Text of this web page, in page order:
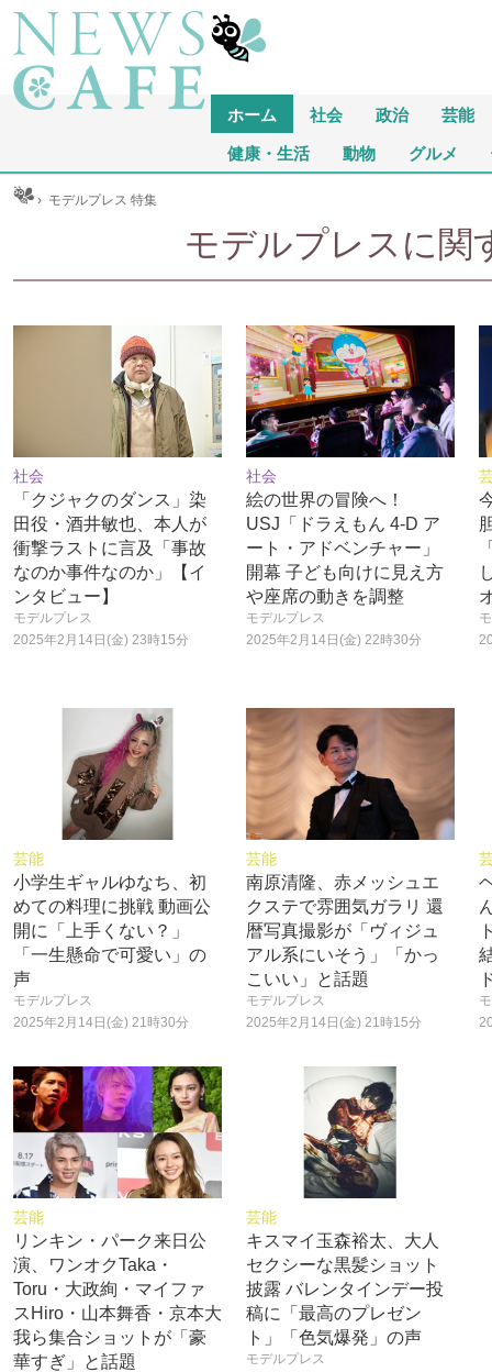
ホーム 社会 政治 芸能
健康・生活 動物 グルメ
› モデルプレス 特集
モデルプレスに関
社会
「クジャクのダンス」染
田役・酒井敏也、本人が
衝撃ラストに言及「事故
なのか事件なのか」【イ
ンタビュー】
モデルプレス
2025年2月14日(金) 23時15分
社会
絵の世界の冒険へ！
USJ「ドラえもん 4-D ア
ート・アドベンチャー」
開幕 子ども向けに見え方
や座席の動きを調整
モデルプレス
2025年2月14日(金) 22時30分
芸能
小学生ギャルゆなち、初
めての料理に挑戦 動画公
開に「上手くない？」
「一生懸命で可愛い」の
声
モデルプレス
2025年2月14日(金) 21時30分
芸能
南原清隆、赤メッシュエ
クステで雰囲気ガラリ 還
暦写真撮影が「ヴィジュ
アル系にいそう」「かっ
こいい」と話題
モデルプレス
2025年2月14日(金) 21時15分
芸能
リンキン・パーク来日公
演、ワンオクTaka・
Toru・大政絢・マイファ
スHiro・山本舞香・京本大
我ら集合ショットが「豪
華すぎ」と話題
芸能
キスマイ玉森裕太、大人
セクシーな黒髪ショット
披露 バレンタインデー投
稿に「最高のプレゼン
ト」「色気爆発」の声
モデルプレス